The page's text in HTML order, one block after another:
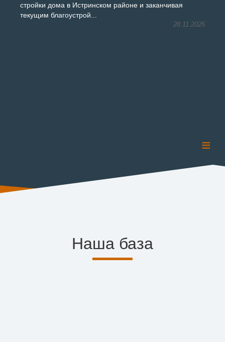
стройки дома в Истринском районе и заканчивая
текущим благоустрой...
28.11.2025
≡
Наша база